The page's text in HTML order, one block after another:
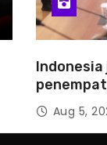
Slowakia
Aug 5,